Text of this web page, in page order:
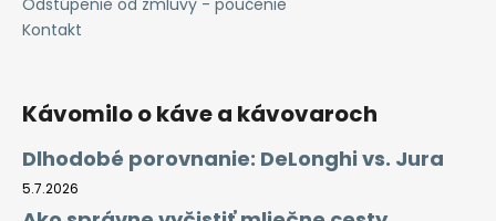
Kontakt
Kávomilo o káve a kávovaroch
Dlhodobé porovnanie: DeLonghi vs. Jura
5.7.2026